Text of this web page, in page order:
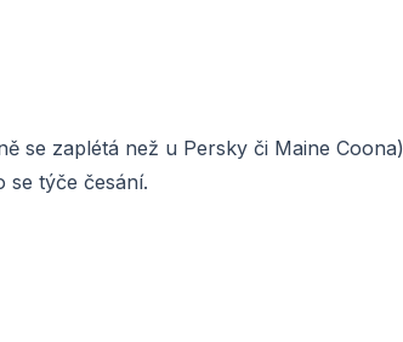
se zaplétá než u Persky či Maine
se týče česání.